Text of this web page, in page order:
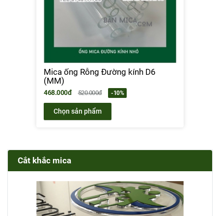
Mica ống Rỗng Đường kính D6
(MM)
468.000đ 520.000đ -10%
Chọn sản phẩm
Cắt khắc mica